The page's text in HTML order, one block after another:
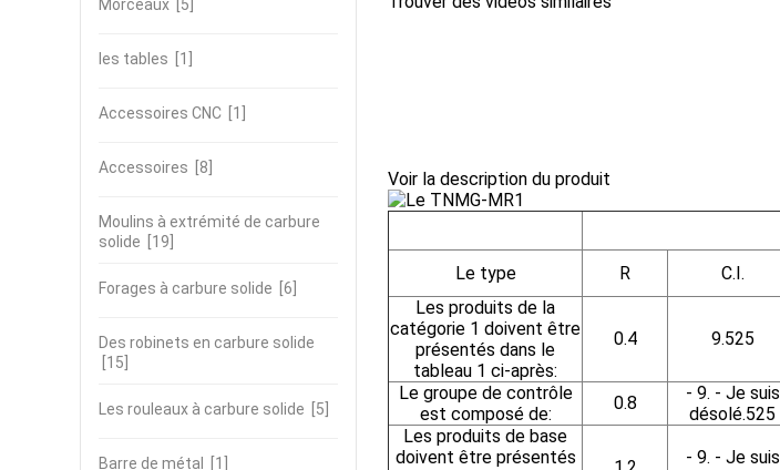
Morceaux [5]
les tables [1]
Accessoires CNC [1]
Accessoires [8]
Moulins à extrémité de carbure
solide [19]
Forages à carbure solide [6]
Des robinets en carbure solide
[15]
Les rouleaux à carbure solide [5]
Barre de métal [1]
Voir la description du produit
Le type R C.I.
Les produits de la
catégorie 1 doivent être
présentés dans le
tableau 1 ci-après:
0.4 9.525
Le groupe de contrôle
est composé de:
0.8
- 9. - Je suis
désolé.525
Les produits de base
doivent être présentés
- 9. - Je suis